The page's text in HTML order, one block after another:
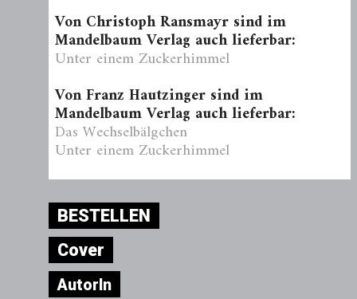
Von Christoph Ransmayr sind im
Mandelbaum Verlag auch lieferbar:
Unter einem Zuckerhimmel
Von Franz Hautzinger sind im
Mandelbaum Verlag auch lieferbar:
Das Wechselbälgchen
Unter einem Zuckerhimmel
BESTELLEN
Cover
AutorIn